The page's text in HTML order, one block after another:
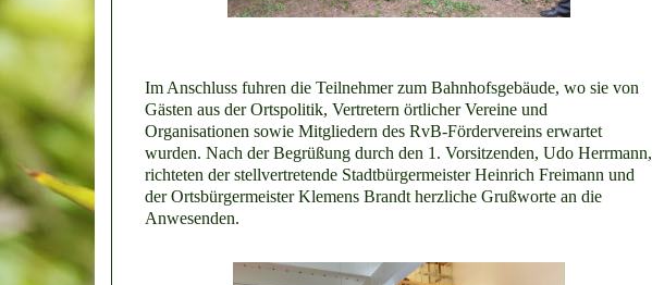
Im Anschluss fuhren die Teilnehmer zum Bahnhofsgebäude, wo sie von
Gästen aus der Ortspolitik, Vertretern örtlicher Vereine und
Organisationen sowie Mitgliedern des RvB-Fördervereins erwartet
wurden. Nach der Begrüßung durch den 1. Vorsitzenden, Udo Herrmann,
richteten der stellvertretende Stadtbürgermeister Heinrich Freimann und
der Ortsbürgermeister Klemens Brandt herzliche Grußworte an die
Anwesenden.